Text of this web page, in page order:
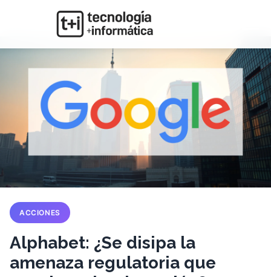
ACCIONES
Alphabet: ¿Se disipa la
amenaza regulatoria que